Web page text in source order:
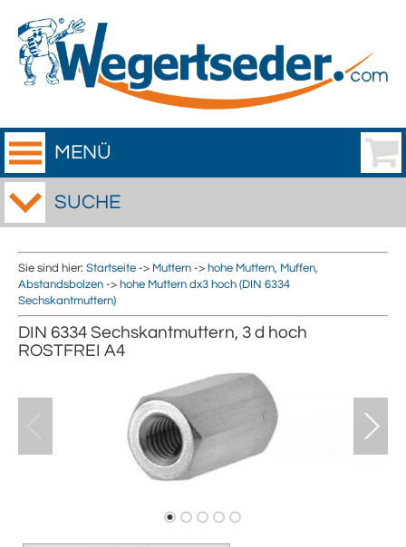
MENÜ
SUCHE
Sie sind hier: Startseite -> Muttern -> hohe Muttern, Muffen,
Abstandsbolzen -> hohe Muttern dx3 hoch (DIN 6334
Sechskantmuttern)
DIN 6334 Sechskantmuttern, 3 d hoch
ROSTFREI A4